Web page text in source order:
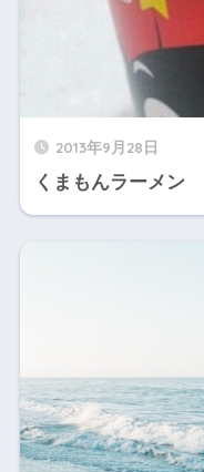
2013年9月28日
くまもんラーメン